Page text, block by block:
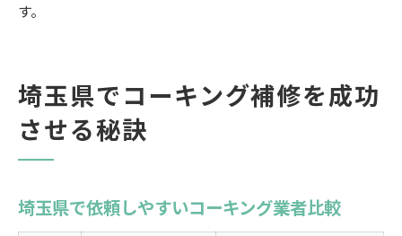
す。
埼玉県でコーキング補修を成功
させる秘訣
埼玉県で依頼しやすいコーキング業者比較